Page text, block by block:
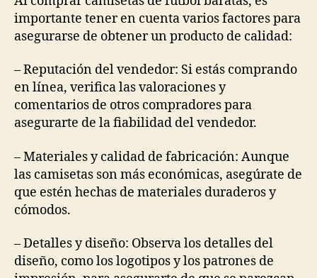
importante tener en cuenta varios factores para
asegurarse de obtener un producto de calidad:
– Reputación del vendedor: Si estás comprando
en línea, verifica las valoraciones y
comentarios de otros compradores para
asegurarte de la fiabilidad del vendedor.
– Materiales y calidad de fabricación: Aunque
las camisetas son más económicas, asegúrate de
que estén hechas de materiales duraderos y
cómodos.
– Detalles y diseño: Observa los detalles del
diseño, como los logotipos y los patrones de